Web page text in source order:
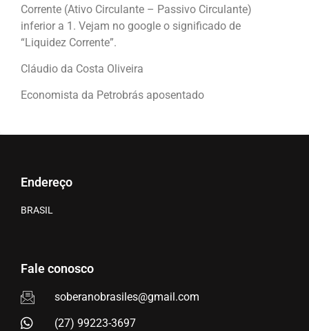
Corrente (Ativo Circulante – Passivo Circulante)
inferior a 1. Vejam no google o significado de
“Liquidez Corrente”.
Cláudio da Costa Oliveira
Economista da Petrobrás aposentado
Endereço
BRASIL
Fale conosco
soberanobrasiles@gmail.com
(27) 99223-3697